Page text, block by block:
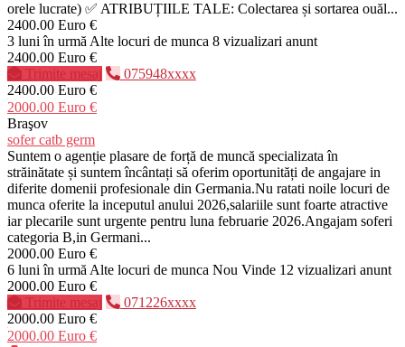
orele lucrate) ✅ ATRIBUȚIILE TALE: Colectarea și sortarea ouăl...
2400.00 Euro €
3 luni în urmă Alte locuri de munca 8 vizualizari anunt
2400.00 Euro €
Trimite mesaj
075948xxxx
2400.00 Euro €
2000.00 Euro €
Braşov
sofer catb germ
Suntem o agenție plasare de forță de muncă specializata în
străinătate și suntem încântați să oferim oportunități de angajare in
diferite domenii profesionale din Germania.Nu ratati noile locuri de
munca oferite la inceputul anului 2026,salariile sunt foarte atractive
iar plecarile sunt urgente pentru luna februarie 2026.Angajam soferi
categoria B,in Germani...
2000.00 Euro €
6 luni în urmă Alte locuri de munca Nou Vinde 12 vizualizari anunt
2000.00 Euro €
Trimite mesaj
071226xxxx
2000.00 Euro €
2000.00 Euro €